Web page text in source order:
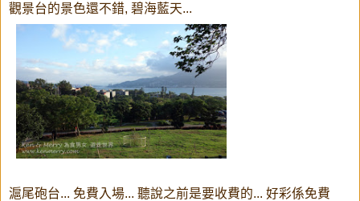
觀景台的景色還不錯, 碧海藍天...
滬尾砲台... 免費入場... 聽說之前是要收費的... 好彩係免費